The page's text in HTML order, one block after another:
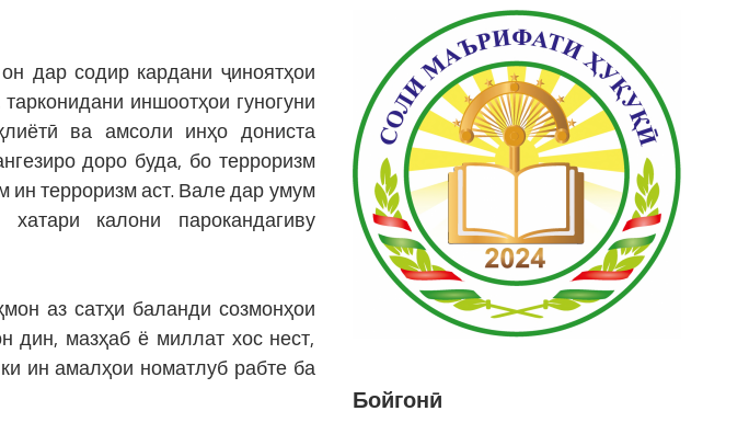
дар содир кардани ҷиноятҳои
иншоотҳои гуногуни
ва амсоли инҳо дониста
доро буда, бо терроризм
ин терроризм аст. Вале дар умум
калони парокандагиву
аз сатҳи баланди созмонҳои
дин, мазҳаб ё миллат хос нест,
ин амалҳои номатлуб рабте ба
Бойгонӣ